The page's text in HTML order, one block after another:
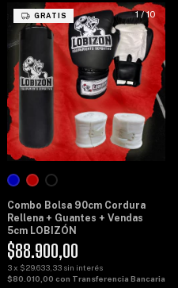
1/10
GRATIS
Combo Bolsa 90cm Cordura
Rellena + Guantes + Vendas
5cm LOBIZÓN
$88.900,00
3x $29.633,33 sin interés
$80.010,00 con Transferencia Bancaria